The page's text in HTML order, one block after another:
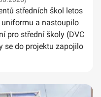
středních škol letos
a nastoupilo
pro střední školy (DVC
se do projektu zapojilo